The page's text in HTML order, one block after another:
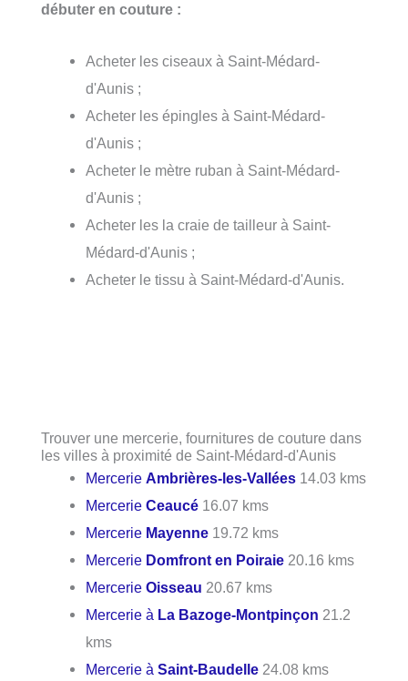
débuter en couture :
Acheter les ciseaux à Saint-Médard-
d'Aunis ;
Acheter les épingles à Saint-Médard-
d'Aunis ;
Acheter le mètre ruban à Saint-Médard-
d'Aunis ;
Acheter les la craie de tailleur à Saint-
Médard-d'Aunis ;
Acheter le tissu à Saint-Médard-d'Aunis.
Trouver une mercerie, fournitures de couture dans
les villes à proximité de Saint-Médard-d'Aunis
MercerieAmbrières-les-Vallées 14.03 kms
MercerieCeaucé 16.07 kms
Mercerie Mayenne 19.72 kms
Mercerie Domfront en Poiraie 20.16 kms
MercerieOisseau 20.67 kms
Mercerie à La Bazoge-Montpinçon 21.2
kms
Mercerie àSaint-Baudelle 24.08 kms